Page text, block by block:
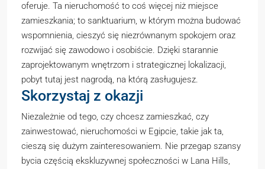
oferuje. Ta nieruchomość to coś więcej niż miejsce
zamieszkania; to sanktuarium, w którym można budować
wspomnienia, cieszyć się niezrównanym spokojem oraz
rozwijać się zawodowo i osobiście. Dzięki starannie
zaprojektowanym wnętrzom i strategicznej lokalizacji,
pobyt tutaj jest nagrodą, na którą zasługujesz.
Skorzystaj z okazji
Niezależnie od tego, czy chcesz zamieszkać, czy
zainwestować, nieruchomości w Egipcie, takie jak ta,
cieszą się dużym zainteresowaniem. Nie przegap szansy
bycia częścią ekskluzywnej społeczności w Lana Hills,